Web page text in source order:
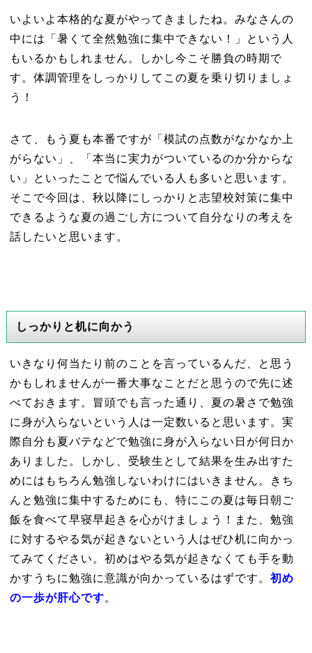
いよいよ本格的な夏がやってきましたね。みなさんの
中には「暑くて全然勉強に集中できない！」という人
もいるかもしれません。しかし今こそ勝負の時期で
す。体調管理をしっかりしてこの夏を乗り切りましょ
う！
さて、もう夏も本番ですが「模試の点数がなかなか上
がらない」、「本当に実力がついているのか分からな
い」といったことで悩んでいる人も多いと思います。
そこで今回は、秋以降にしっかりと志望校対策に集中
できるような夏の過ごし方について自分なりの考えを
話したいと思います。
しっかりと机に向かう
いきなり何当たり前のことを言っているんだ、と思う
かもしれませんが一番大事なことだと思うので先に述
べておきます。冒頭でも言った通り、夏の暑さで勉強
に身が入らないという人は一定数いると思います。実
際自分も夏バテなどで勉強に身が入らない日が何日か
ありました。しかし、受験生として結果を生み出すた
めにはもちろん勉強しないわけにはいきません。きち
んと勉強に集中するためにも、特にこの夏は毎日朝ご
飯を食べて早寝早起きを心がけましょう！また、勉強
に対するやる気が起きないという人はぜひ机に向かっ
てみてください。初めはやる気が起きなくても手を動
かすうちに勉強に意識が向かっているはずです。 初め
の一歩が肝心です。